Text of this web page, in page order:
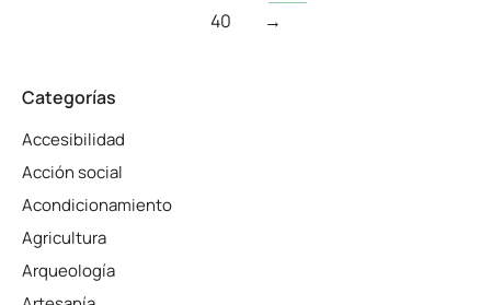
40
→
Categorías
Accesibilidad
Acción social
Acondicionamiento
Agricultura
Arqueología